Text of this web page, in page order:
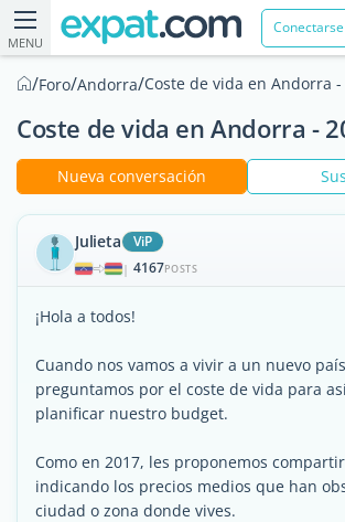
MENU
Conectarse
/Foro/Andorra/Coste de vida en Andorra -
Coste de vida en Andorra -
Nueva conversación
Julieta ViP
| 4167POSTS
¡Hola a todos!
Cuando nos vamos a vivir a un nuevo
preguntamos por el coste de vida para
planificar nuestro budget.
Como en 2017, les proponemos
indicando los precios medios que han
ciudad o zona donde vives.